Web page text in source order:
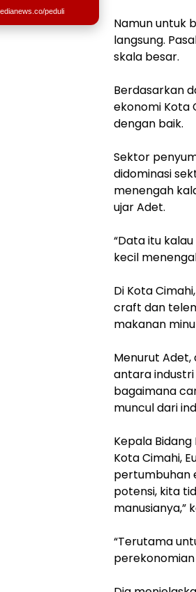
peduli
Namun untuk
langsung.
skala besar.
Berdasarkan
ekonomi Kota
dengan baik.
Sektor
didominasi
menengah
ujar Adet.
“Data itu
kecil
Di Kota
craft dan
makanan
Menurut Adet,
antara industri
bagaimana
muncul dari
Kepala
Kota Cimahi,
pertumbuhan
potensi, kita
manusianya,”
“Terutama
perekonomian